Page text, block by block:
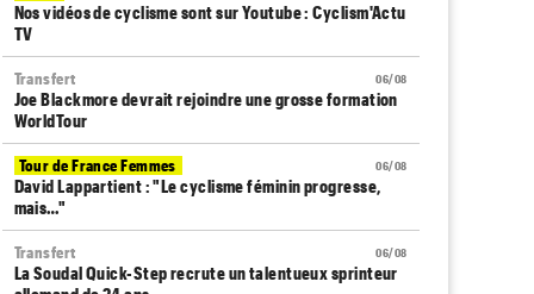
Nos vidéos de cyclisme sont sur Youtube : Cyclism'Actu
TV
06/08
Transfert
Joe Blackmore devrait rejoindre une grosse formation
WorldTour
06/08
Tour de France Femmes
David Lappartient : "Le cyclisme féminin progresse,
mais…"
06/08
Transfert
La Soudal Quick-Step recrute un talentueux sprinteur